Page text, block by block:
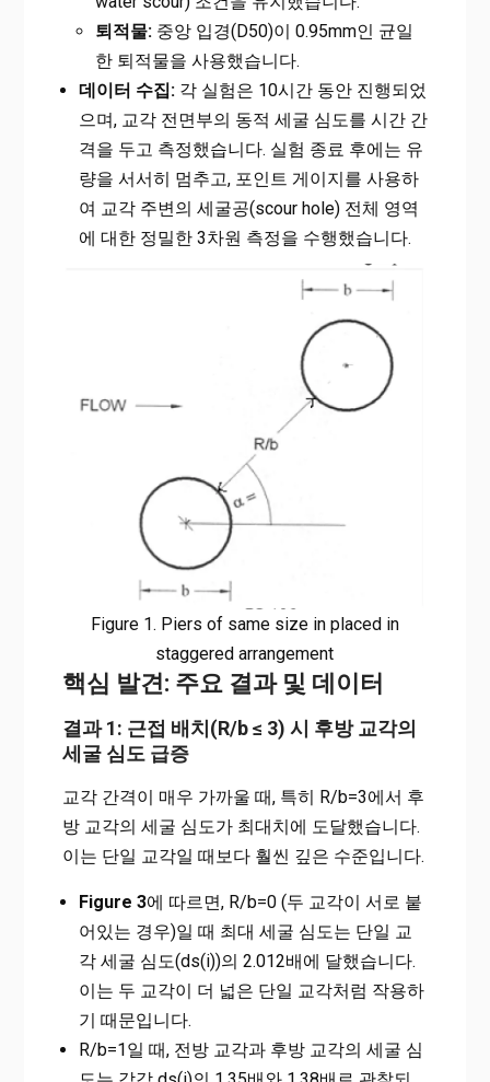
퇴적물:중앙 입경(D50)이 0.95mm인 균일
한 퇴적물을 사용했습니다.
데이터 수집:각 실험은 10시간 동안 진행되었
으며, 교각 전면부의 동적 세굴 심도를 시간 간
격을 두고 측정했습니다. 실험 종료 후에는 유
량을 서서히 멈추고, 포인트 게이지를 사용하
여 교각 주변의 세굴공(scour hole) 전체 영역
에 대한 정밀한 3차원 측정을 수행했습니다.
Figure 1. Piers of same size in placed in
staggered arrangement
핵심 발견: 주요 결과 및 데이터
결과 1: 근접 배치(R/b ≤ 3) 시 후방 교각의
세굴 심도 급증
교각 간격이 매우 가까울 때, 특히 R/b=3에서 후
방 교각의 세굴 심도가 최대치에 도달했습니다.
이는 단일 교각일 때보다 훨씬 깊은 수준입니다.
Figure 3에 따르면, R/b=0 (두 교각이 서로 붙
어있는 경우)일 때 최대 세굴 심도는 단일 교
각 세굴 심도(ds(i))의 2.012배에 달했습니다.
이는 두 교각이 더 넓은 단일 교각처럼 작용하
기 때문입니다.
R/b=1일 때, 전방 교각과 후방 교각의 세굴 심